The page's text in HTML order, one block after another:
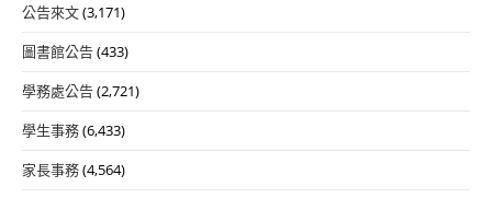
公告來文(3,171)
圖書館公告(433)
學務處公告(2,721)
學生事務(6,433)
家長事務(4,564)